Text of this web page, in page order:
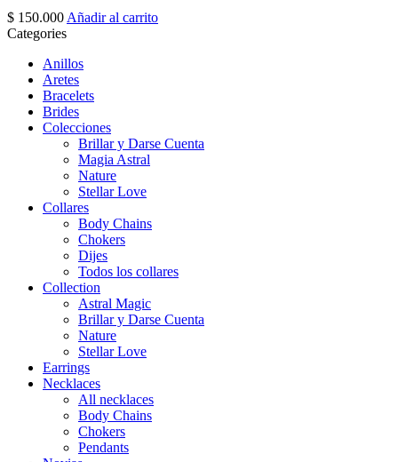
$ 150.000 Añadir al carrito
Categories
Anillos
Aretes
Bracelets
Brides
Colecciones
Brillar y Darse Cuenta
Magia Astral
Nature
Stellar Love
Collares
Body Chains
Chokers
Dijes
Todos los collares
Collection
Astral Magic
Brillar y Darse Cuenta
Nature
Stellar Love
Earrings
Necklaces
All necklaces
Body Chains
Chokers
Pendants